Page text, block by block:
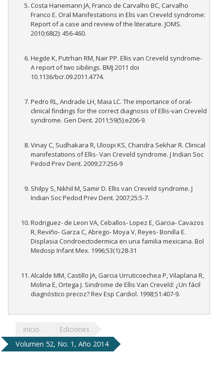
Costa Hanemann JA, Franco de Carvalho BC, Carvalho
Franco E. Oral Manifestations in Elis van Creveld syndrome:
Report of a case and review of the literature. JOMS.
2010;68(2): 456-460.
Hegde K, Putrhan RM, Nair PP. Ellis van Creveld syndrome-
A report of two sibilings. BMJ 2011 doi
10.1136/bcr.09.2011.4774.
Pedro RL, Andrade LH, Maia LC. The importance of oral-
clinical findings for the correct diagnosis of Ellis-van Creveld
syndrome. Gen Dent. 2011;59(5):e206-9.
Vinay C, Sudhakara R, Uloopi KS, Chandra Sekhar R. Clinical
manifestations of Ellis- Van Creveld syndrome. J Indian Soc
Pedod Prev Dent. 2009;27:256-9
Shilpy S, Nikhil M, Samir D. Ellis van Creveld syndrome. J
Indian Soc Pedod Prev Dent. 2007;25:5-7.
Rodriguez- de Leon VA, Ceballos- Lopez E, Garcia- Cavazos
R, Reviño- Garza C, Abrego- Moya V, Reyes- Bonilla E.
Displasia Condroectodermica en una familia mexicana. Bol
Medosp Infant Mex. 1996;53(1):28-31
Alcalde MM, Castillo JA, Garcia Urruticoechea P, Vilaplana R,
Molina E, Ortega J. Sindrome de Ellis Van Creveld: ¿Un fácil
diagnóstico precoz? Rev Esp Cardiol. 1998;51:407-9.
Inicio
Ediciones
Volumen 52, No. 1, Año 2014